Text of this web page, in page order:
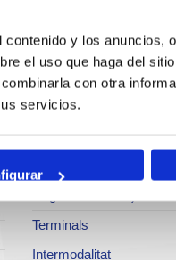
y los anuncios,
el uso que haga del
con otra
servicios.
Negoci
Tràfics
d'entregues
Terminals
Intermodalitat